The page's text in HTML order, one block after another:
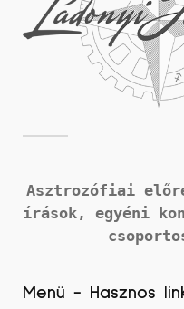
Asztrozófiai
írások,
Menü - Hasznos